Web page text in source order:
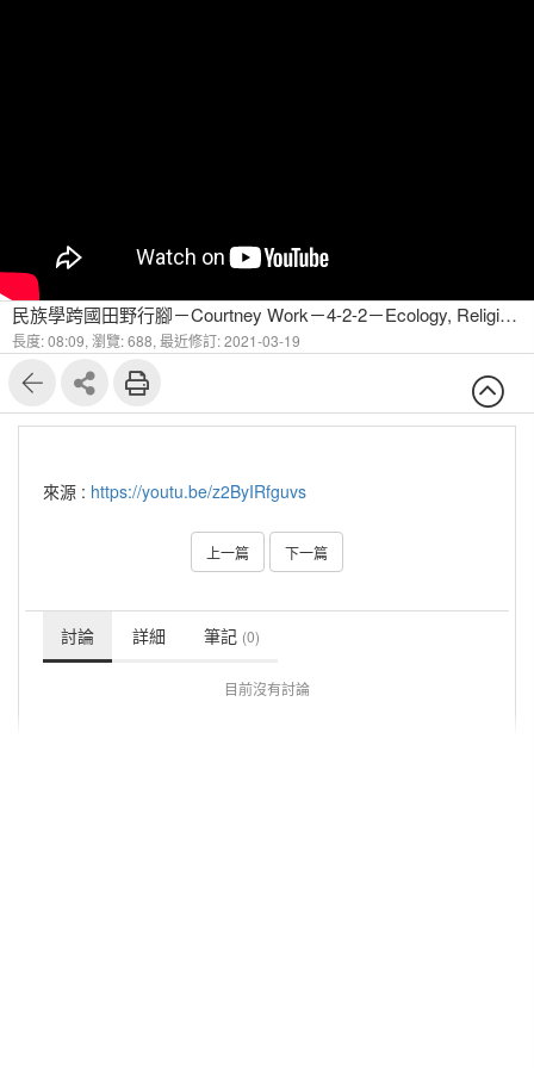
民族學跨國田野行腳－Courtney Work－4-2-2－Ecology, Religion, and Development Field Sites Aural(2)
長度: 08:09, 瀏覽: 688, 最近修訂: 2021-03-19
來源 : https://youtu.be/z2ByIRfguvs
上一篇 下一篇
討論 詳細 筆記 (0)
目前沒有討論